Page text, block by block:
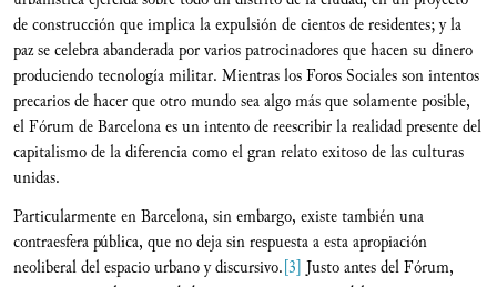
de construcción que implica la expulsión de cientos de residentes; y la
paz se celebra abanderada por varios patrocinadores que hacen su dinero
produciendo tecnología militar. Mientras los Foros Sociales son intentos
precarios de hacer que otro mundo sea algo más que solamente posible,
el Fórum de Barcelona es un intento de reescribir la realidad presente del
capitalismo de la diferencia como el gran relato exitoso de las culturas
unidas.
Particularmente en Barcelona, sin embargo, existe también una
contraesfera pública, que no deja sin respuesta a esta apropiación
neoliberal del espacio urbano y discursivo.[3]Justo antes del Fórum,